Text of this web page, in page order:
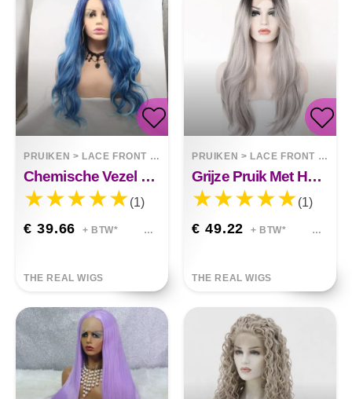
PRUIKEN > LACE FRONT WIGS
Chemische Vezel Voorkant Met Middenscheiding, Mat Lang Krullend Haar
(1)
€ 39.66 + BTW*
THE REAL WIGS
PRUIKEN > LACE FRONT WIGS
Grijze Pruik Met Handhaakje
(1)
€ 49.22 + BTW*
THE REAL WIGS